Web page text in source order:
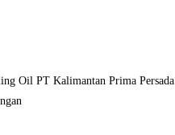
Oil PT Kalimantan Prima Persada